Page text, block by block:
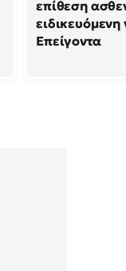
επίθεση
Επείγοντα